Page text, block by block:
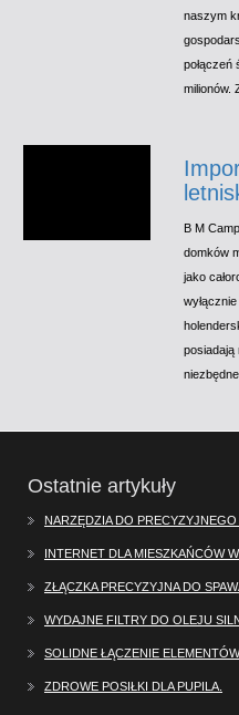
naszym
połączeń
milionów.
B M
domków
jako
posiadają
Ostatnie artykuły
NARZĘDZIA DO
INTERNET DLA MIESZKAŃCÓW
ZŁĄCZKA PRECYZYJNA DO
WYDAJNE FILTRY DO OLEJU
SOLIDNE ŁĄCZENIE
ZDROWE POSIŁKI DLA PUPILA.